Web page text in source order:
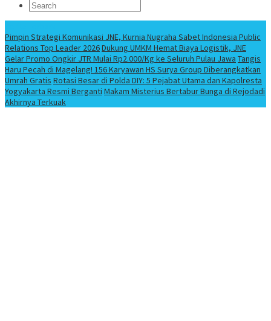
Pimpin Strategi Komunikasi JNE, Kurnia Nugraha Sabet Indonesia Public
Relations Top Leader 2026Dukung UMKM Hemat Biaya Logistik, JNE
Gelar Promo Ongkir JTR Mulai Rp2.000/Kg ke Seluruh Pulau Jawa Tangis
Haru Pecah di Magelang! 156 Karyawan HS Surya Group Diberangkatkan
Umrah Gratis Rotasi Besar di Polda DIY: 5 Pejabat Utama dan Kapolresta
Yogyakarta Resmi Berganti Makam Misterius Bertabur Bunga di Rejodadi
Akhirnya Terkuak